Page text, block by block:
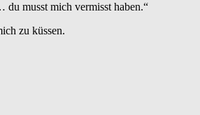
musst mich vermisst haben.“
zu küssen.